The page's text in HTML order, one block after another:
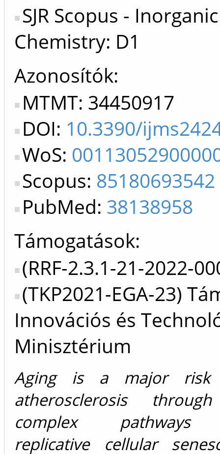
SJR Scopus - Inorganic
Chemistry: D1
Azonosítók
MTMT: 34450917
DOI: 10.3390/
WoS:
Scopus: 85180693542
PubMed: 38138958
Támogatások:
(RRF-2.3.1-21-2022-
(TKP2021-EGA-23)
Innovációs és
Minisztérium
Aging is a major risk
atherosclerosis
complex pathways
replicative cellular